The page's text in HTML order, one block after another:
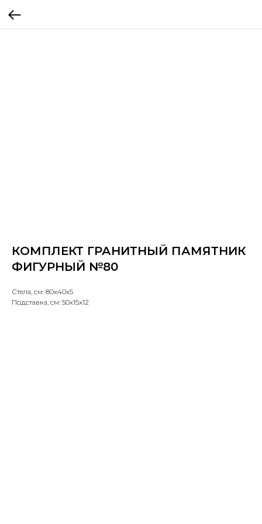
КОМПЛЕКТ ГРАНИТНЫЙ ПАМЯТНИК
ФИГУРНЫЙ №80
Стела, см: 80х40х5
Подставка, см: 50х15х12